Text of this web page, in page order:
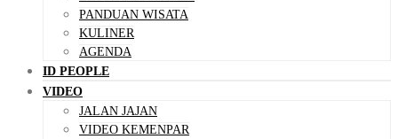
PANDUAN WISATA
KULINER
AGENDA
ID PEOPLE
VIDEO
JALAN JAJAN
VIDEO KEMENPAR